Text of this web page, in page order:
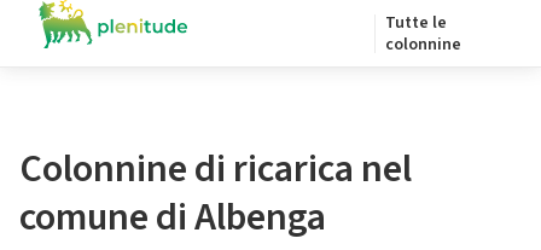
Tutte le
colonnine
Colonnine di ricarica nel
comune di Albenga